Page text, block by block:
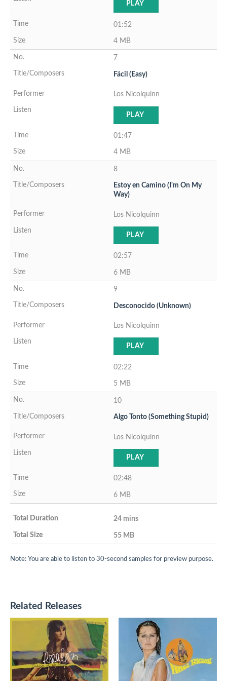
PLAY
01:52
4 MB
7
Fácil (Easy)
Los Nicolquinn
PLAY
01:47
4 MB
8
Estoy en Camino (I'm On My
Way)
Los Nicolquinn
PLAY
02:57
6 MB
9
Desconocido (Unknown)
Los Nicolquinn
PLAY
02:22
5 MB
10
Algo Tonto (Something Stupid)
Los Nicolquinn
PLAY
02:48
6 MB
24 mins
55 MB
Note: You are able to listen to 30-second samples for preview purpose.
Related Releases